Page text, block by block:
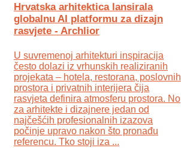
Hrvatska arhitektica lansirala
globalnu AI platformu za dizajn
rasvjete - Archlior
U suvremenoj arhitekturi inspiracija
često dolazi iz vrhunskih realiziranih
projekata – hotela, restorana, poslovnih
prostora i privatnih interijera čija
rasvjeta definira atmosferu prostora. No
za arhitekte i dizajnere jedan od
najčešćih profesionalnih izazova
počinje upravo nakon što pronađu
referencu. Tko stoji iza ...